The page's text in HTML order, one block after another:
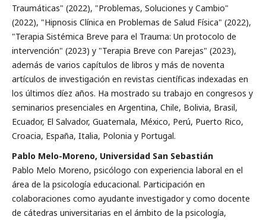
Traumáticas" (2022), "Problemas, Soluciones y Cambio"
(2022), "Hipnosis Clínica en Problemas de Salud Física" (2022),
"Terapia Sistémica Breve para el Trauma: Un protocolo de
intervención" (2023) y "Terapia Breve con Parejas" (2023),
además de varios capítulos de libros y más de noventa
artículos de investigación en revistas científicas indexadas en
los últimos díez años. Ha mostrado su trabajo en congresos y
seminarios presenciales en Argentina, Chile, Bolivia, Brasil,
Ecuador, El Salvador, Guatemala, México, Perú, Puerto Rico,
Croacia, España, Italia, Polonia y Portugal.
Pablo Melo-Moreno, Universidad San Sebastián
Pablo Melo Moreno, psicólogo con experiencia laboral en el
área de la psicología educacional. Participación en
colaboraciones como ayudante investigador y como docente
de cátedras universitarias en el ámbito de la psicología,